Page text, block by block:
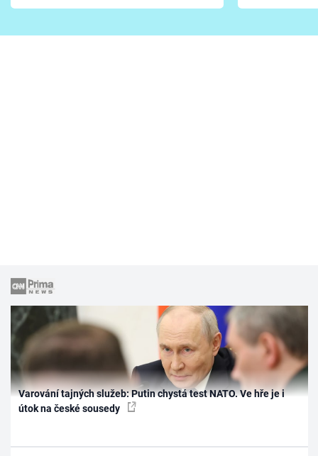
vhodný jen pro některé
pondělí
Varování tajných služeb: Putin chystá test NATO. Ve hře je i
útok na české sousedy